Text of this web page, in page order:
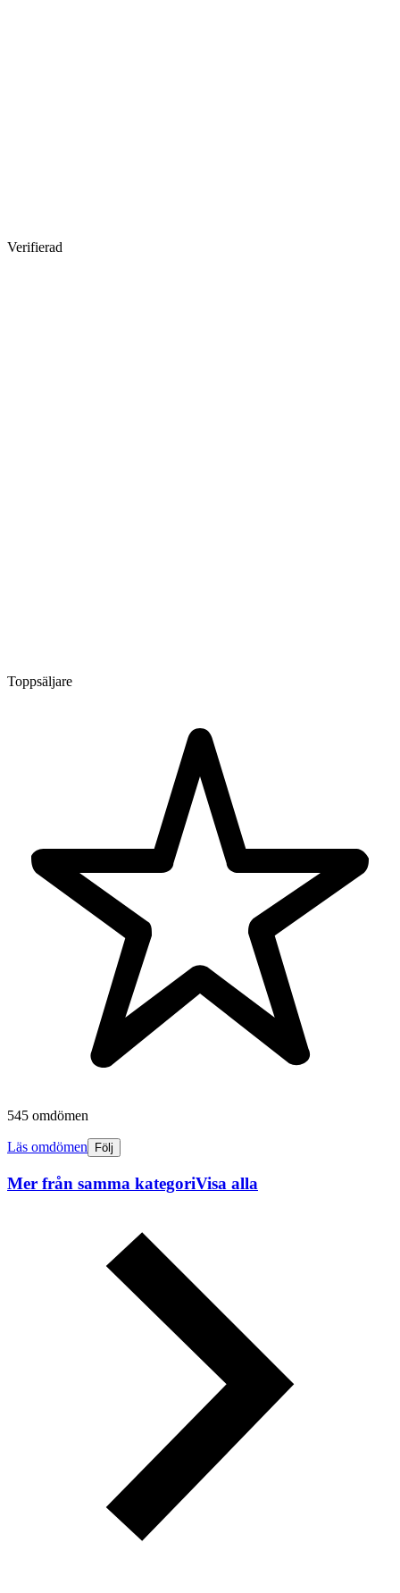
Verifierad
Toppsäljare
545 omdömen
Läs omdömen Följ
Mer från samma kategoriVisa alla